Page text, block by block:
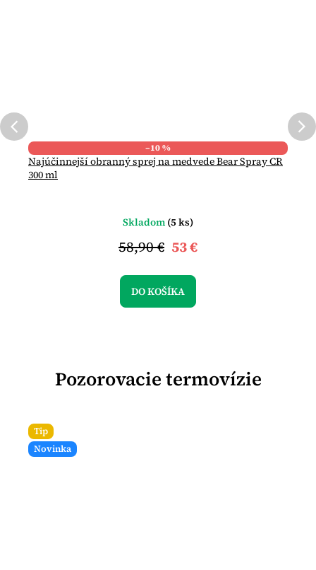
–10 %
Najúčinnejší obranný sprej na medvede Bear Spray CR
300 ml
Skladom (5 ks)
53 €
58,90 €
DO KOŠÍKA
Pozorovacie termovízie
Tip
Novinka